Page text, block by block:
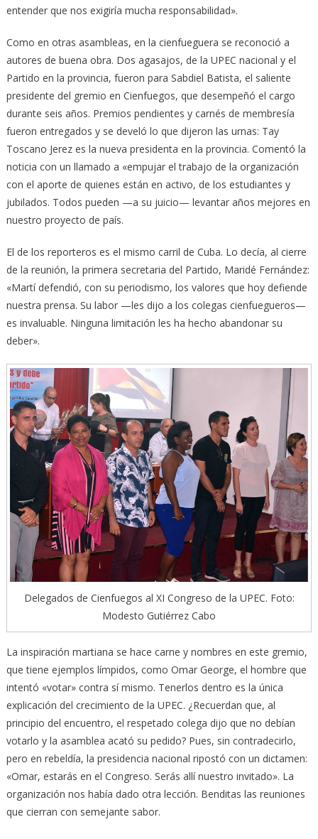
entender que nos exigiría mucha responsabilidad».
Como en otras asambleas, en la cienfueguera se reconoció a
autores de buena obra. Dos agasajos, de la UPEC nacional y el
Partido en la provincia, fueron para Sabdiel Batista, el saliente
presidente del gremio en Cienfuegos, que desempeñó el cargo
durante seis años. Premios pendientes y carnés de membresía
fueron entregados y se develó lo que dijeron las urnas: Tay
Toscano Jerez es la nueva presidenta en la provincia. Comentó la
noticia con un llamado a «empujar el trabajo de la organización
con el aporte de quienes están en activo, de los estudiantes y
jubilados. Todos pueden —a su juicio— levantar años mejores en
nuestro proyecto de país.
El de los reporteros es el mismo carril de Cuba. Lo decía, al cierre
de la reunión, la primera secretaria del Partido, Maridé Fernández:
«Martí defendió, con su periodismo, los valores que hoy defiende
nuestra prensa. Su labor —les dijo a los colegas cienfuegueros—
es invaluable. Ninguna limitación les ha hecho abandonar su
deber».
Delegados de Cienfuegos al XI Congreso de la UPEC. Foto:
Modesto Gutiérrez Cabo
La inspiración martiana se hace carne y nombres en este gremio,
que tiene ejemplos límpidos, como Omar George, el hombre que
intentó «votar» contra sí mismo. Tenerlos dentro es la única
explicación del crecimiento de la UPEC. ¿Recuerdan que, al
principio del encuentro, el respetado colega dijo que no debían
votarlo y la asamblea acató su pedido? Pues, sin contradecirlo,
pero en rebeldía, la presidencia nacional ripostó con un dictamen:
«Omar, estarás en el Congreso. Serás allí nuestro invitado». La
organización nos había dado otra lección. Benditas las reuniones
que cierran con semejante sabor.